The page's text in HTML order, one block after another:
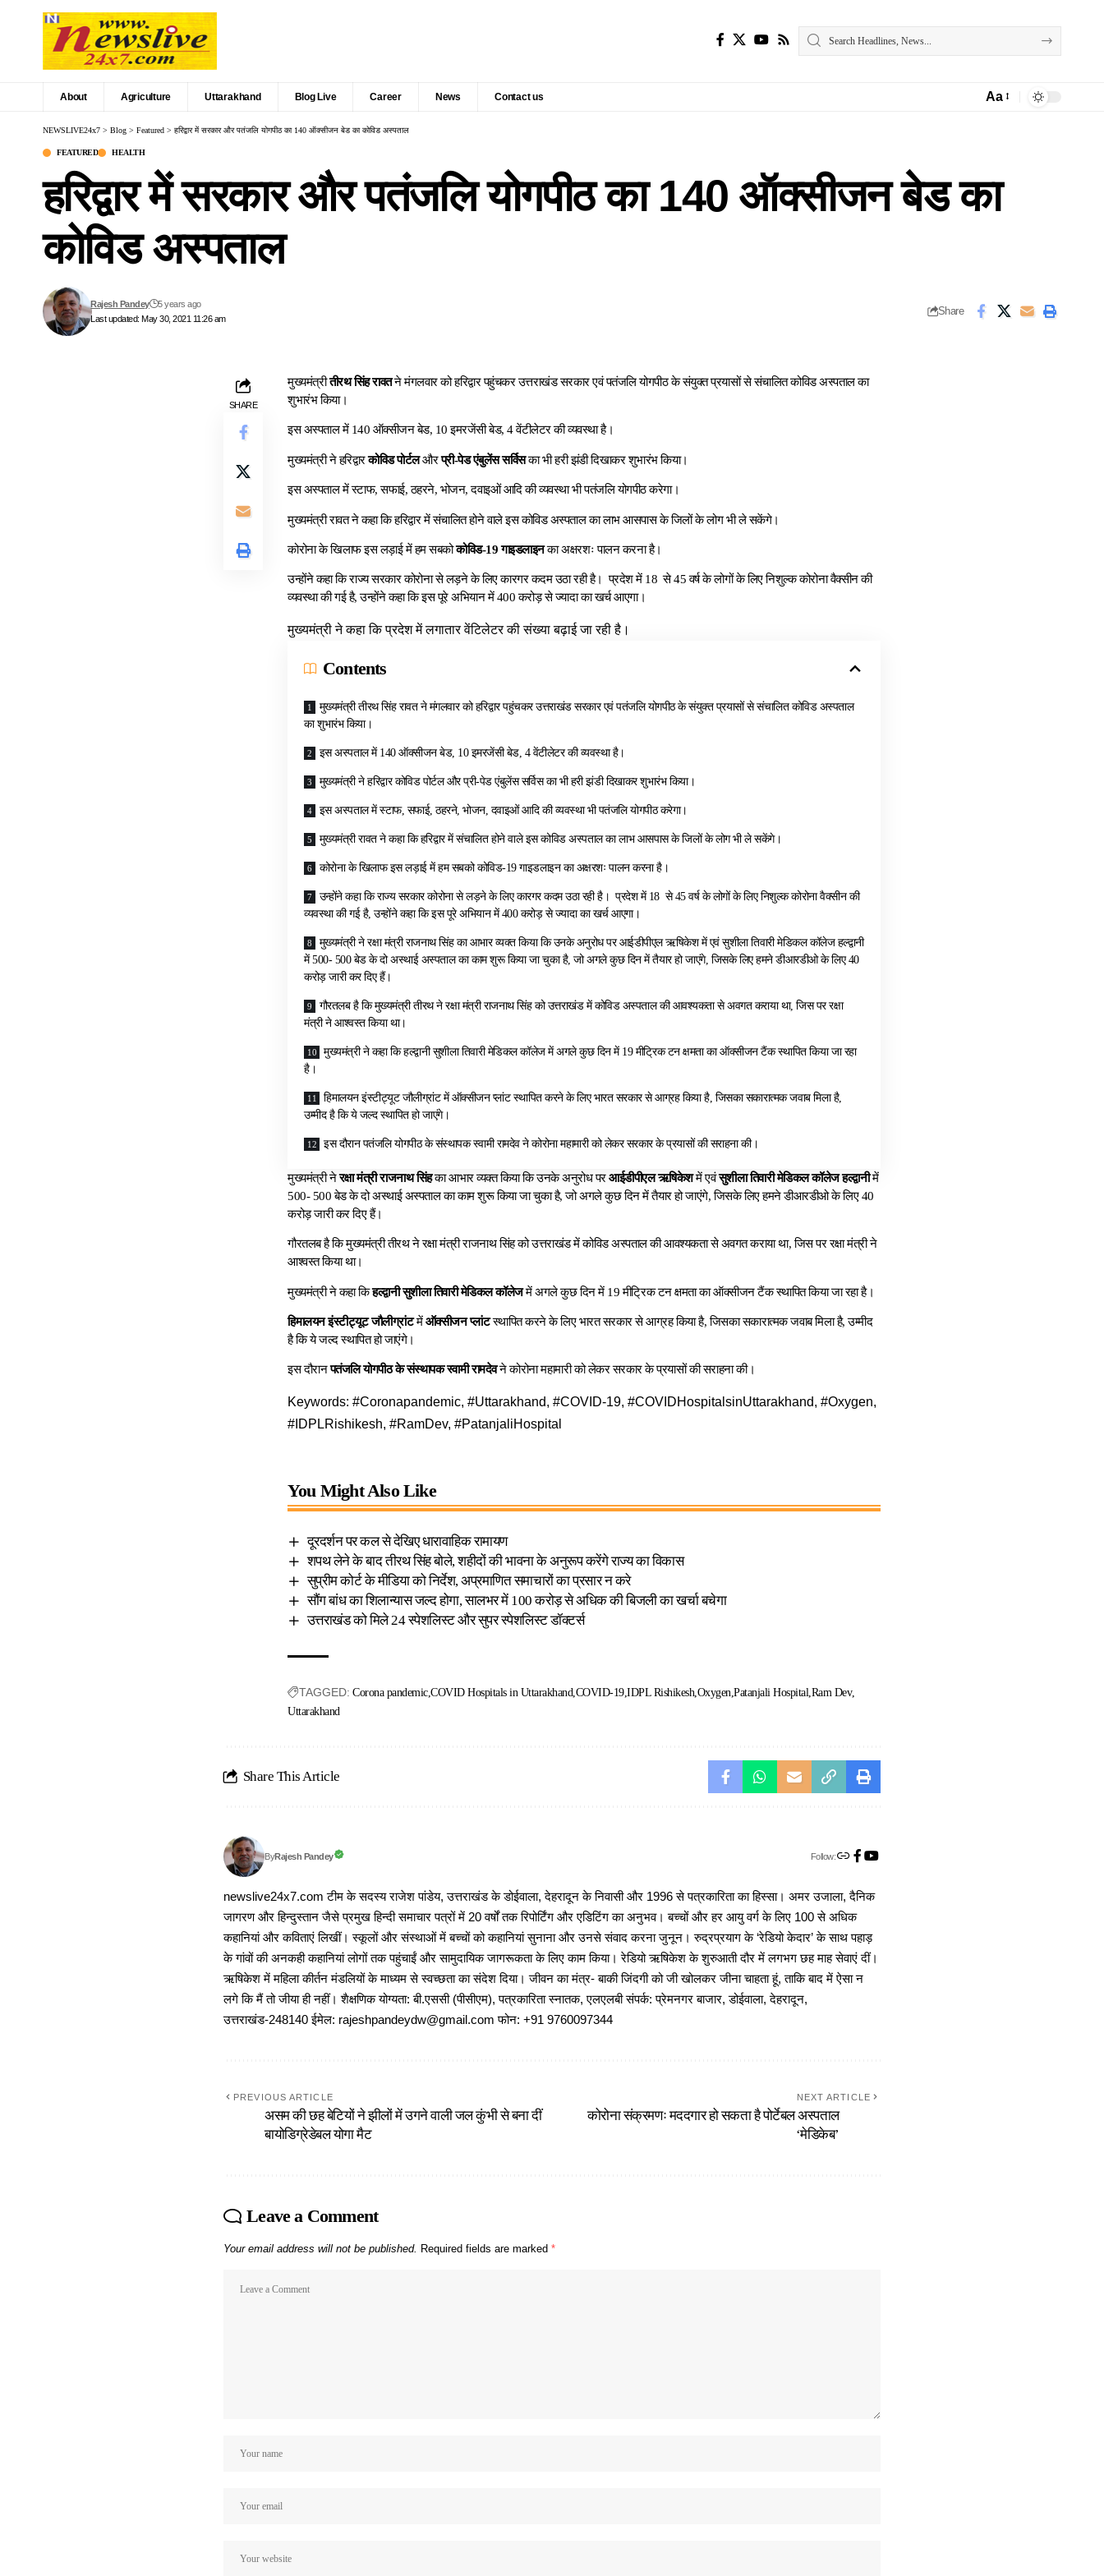
About Agriculture Uttarakhand Blog Live Career News Contact us Aa
NEWSLIVE24x7 > Blog > Featured > हरिद्वार में सरकार और पतंजलि योगपीठ का 140 ऑक्सीजन बेड का कोविड अस्पताल
FEATURED HEALTH
हरिद्वार में सरकार और पतंजलि योगपीठ का 140 ऑक्सीजन बेड का
कोविड अस्पताल
Last updated: May 30, 2021 11:26 am
Rajesh Pandey 5 years ago
Share
SHARE
मुख्यमंत्रीतीरथ सिंह रावतने मंगलवार को हरिद्वार पहुंचकर उत्तराखंड सरकार एवं पतंजलि योगपीठ के संयुक्त प्रयासों से संचालित कोविड अस्पताल का
शुभारंभ किया।
इस अस्पताल में 140 ऑक्सीजन बेड, 10 इमरजेंसी बेड, 4 वेंटीलेटर की व्यवस्था है।
मुख्यमंत्री ने हरिद्वारकोविड पोर्टलऔरप्री-पेड एंबुलेंस सर्विसका भी हरी झंडी दिखाकर शुभारंभ किया।
इस अस्पताल में स्टाफ, सफाई, ठहरने, भोजन, दवाइओं आदि की व्यवस्था भी पतंजलि योगपीठ करेगा।
मुख्यमंत्री रावत ने कहा कि हरिद्वार में संचालित होने वाले इस कोविड अस्पताल का लाभ आसपास के जिलों के लोग भी ले सकेंगे।
कोरोना के खिलाफ इस लड़ाई में हम सबकोकोविड-19 गाइडलाइनका अक्षरशः पालन करना है।
उन्होंने कहा कि राज्य सरकार कोरोना से लड़ने के लिए कारगर कदम उठा रही है। प्रदेश में 18 से 45 वर्ष के लोगों के लिए निशुल्क कोरोना वैक्सीन की
व्यवस्था की गई है, उन्होंने कहा कि इस पूरे अभियान में 400 करोड़ से ज्यादा का खर्च आएगा।
मुख्यमंत्री ने कहा कि प्रदेश में लगातार वेंटिलेटर की संख्या बढ़ाई जा रही है।
Contents
मुख्यमंत्री तीरथ सिंह रावत ने मंगलवार को हरिद्वार पहुंचकर उत्तराखंड सरकार एवं पतंजलि योगपीठ के संयुक्त प्रयासों से संचालित कोविड अस्पताल
का शुभारंभ किया।
इस अस्पताल में 140 ऑक्सीजन बेड, 10 इमरजेंसी बेड, 4 वेंटीलेटर की व्यवस्था है।
मुख्यमंत्री ने हरिद्वार कोविड पोर्टल और प्री-पेड एंबुलेंस सर्विस का भी हरी झंडी दिखाकर शुभारंभ किया।
इस अस्पताल में स्टाफ, सफाई, ठहरने, भोजन, दवाइओं आदि की व्यवस्था भी पतंजलि योगपीठ करेगा।
मुख्यमंत्री रावत ने कहा कि हरिद्वार में संचालित होने वाले इस कोविड अस्पताल का लाभ आसपास के जिलों के लोग भी ले सकेंगे।
कोरोना के खिलाफ इस लड़ाई में हम सबको कोविड-19 गाइडलाइन का अक्षरशः पालन करना है।
उन्होंने कहा कि राज्य सरकार कोरोना से लड़ने के लिए कारगर कदम उठा रही है। प्रदेश में 18 से 45 वर्ष के लोगों के लिए निशुल्क कोरोना वैक्सीन की
व्यवस्था की गई है, उन्होंने कहा कि इस पूरे अभियान में 400 करोड़ से ज्यादा का खर्च आएगा।
मुख्यमंत्री ने रक्षा मंत्री राजनाथ सिंह का आभार व्यक्त किया कि उनके अनुरोध पर आईडीपीएल ऋषिकेश में एवं सुशीला तिवारी मेडिकल कॉलेज हल्द्वानी
में 500- 500 बेड के दो अस्थाई अस्पताल का काम शुरू किया जा चुका है, जो अगले कुछ दिन में तैयार हो जाएंगे, जिसके लिए हमने डीआरडीओ के लिए 40
करोड़ जारी कर दिए हैं।
गौरतलब है कि मुख्यमंत्री तीरथ ने रक्षा मंत्री राजनाथ सिंह को उत्तराखंड में कोविड अस्पताल की आवश्यकता से अवगत कराया था, जिस पर रक्षा
मंत्री ने आश्वस्त किया था।
मुख्यमंत्री ने कहा कि हल्द्वानी सुशीला तिवारी मेडिकल कॉलेज में अगले कुछ दिन में 19 मीट्रिक टन क्षमता का ऑक्सीजन टैंक स्थापित किया जा रहा
है।
हिमालयन इंस्टीट्यूट जौलीग्रांट में ऑक्सीजन प्लांट स्थापित करने के लिए भारत सरकार से आग्रह किया है, जिसका सकारात्मक जवाब मिला है,
उम्मीद है कि ये जल्द स्थापित हो जाएंगे।
इस दौरान पतंजलि योगपीठ के संस्थापक स्वामी रामदेव ने कोरोना महामारी को लेकर सरकार के प्रयासों की सराहना की।
मुख्यमंत्री नेरक्षा मंत्री राजनाथ सिंहका आभार व्यक्त किया कि उनके अनुरोध परआईडीपीएल ऋषिकेशमें एवंसुशीला तिवारी मेडिकल कॉलेज हल्द्वानीमें
500- 500 बेड के दो अस्थाई अस्पताल का काम शुरू किया जा चुका है, जो अगले कुछ दिन में तैयार हो जाएंगे, जिसके लिए हमने डीआरडीओ के लिए 40
करोड़ जारी कर दिए हैं।
गौरतलब है कि मुख्यमंत्री तीरथ ने रक्षा मंत्री राजनाथ सिंह को उत्तराखंड में कोविड अस्पताल की आवश्यकता से अवगत कराया था, जिस पर रक्षा मंत्री ने
आश्वस्त किया था।
मुख्यमंत्री ने कहा किहल्द्वानी सुशीला तिवारी मेडिकल कॉलेजमें अगले कुछ दिन में 19 मीट्रिक टन क्षमता का ऑक्सीजन टैंक स्थापित किया जा रहा है।
हिमालयन इंस्टीट्यूट जौलीग्रांटमेंऑक्सीजन प्लांटस्थापित करने के लिए भारत सरकार से आग्रह किया है, जिसका सकारात्मक जवाब मिला है, उम्मीद
है कि ये जल्द स्थापित हो जाएंगे।
इस दौरानपतंजलि योगपीठ के संस्थापक स्वामी रामदेवने कोरोना महामारी को लेकर सरकार के प्रयासों की सराहना की।
Keywords: #Coronapandemic, #Uttarakhand, #COVID-19, #COVIDHospitalsinUttarakhand, #Oxygen,
#IDPLRishikesh, #RamDev, #PatanjaliHospital
You Might Also Like
दूरदर्शन पर कल से देखिए धारावाहिक रामायण
शपथ लेने के बाद तीरथ सिंह बोले, शहीदों की भावना के अनुरूप करेंगे राज्य का विकास
सुप्रीम कोर्ट के मीडिया को निर्देश, अप्रमाणित समाचारों का प्रसार न करे
सौंग बांध का शिलान्यास जल्द होगा, सालभर में 100 करोड़ से अधिक की बिजली का खर्चा बचेगा
उत्तराखंड को मिले 24 स्पेशलिस्ट और सुपर स्पेशलिस्ट डॉक्टर्स
TAGGED: Corona pandemic COVID Hospitals in Uttarakhand COVID-19 IDPL Rishikesh Oxygen Patanjali Hospital Ram Dev
Uttarakhand
Share This Article
ByRajesh Pandey Follow:
newslive24x7.com टीम के सदस्य राजेश पांडेय, उत्तराखंड के डोईवाला, देहरादून के निवासी और 1996 से पत्रकारिता का हिस्सा। अमर उजाला, दैनिक
जागरण और हिन्दुस्तान जैसे प्रमुख हिन्दी समाचार पत्रों में 20 वर्षों तक रिपोर्टिंग और एडिटिंग का अनुभव। बच्चों और हर आयु वर्ग के लिए 100 से अधिक
कहानियां और कविताएं लिखीं। स्कूलों और संस्थाओं में बच्चों को कहानियां सुनाना और उनसे संवाद करना जुनून। रुद्रप्रयाग के ‘रेडियो केदार’ के साथ पहाड़
के गांवों की अनकही कहानियां लोगों तक पहुंचाईं और सामुदायिक जागरूकता के लिए काम किया। रेडियो ऋषिकेश के शुरुआती दौर में लगभग छह माह सेवाएं दीं।
ऋषिकेश में महिला कीर्तन मंडलियों के माध्यम से स्वच्छता का संदेश दिया। जीवन का मंत्र- बाकी जिंदगी को जी खोलकर जीना चाहता हूं, ताकि बाद में ऐसा न
लगे कि मैं तो जीया ही नहीं। शैक्षणिक योग्यता: बी.एससी (पीसीएम), पत्रकारिता स्नातक, एलएलबी संपर्क: प्रेमनगर बाजार, डोईवाला, देहरादून,
उत्तराखंड-248140 ईमेल: rajeshpandeydw@gmail.com फोन: +91 9760097344
PREVIOUS ARTICLE
असम की छह बेटियों ने झीलों में उगने वाली जल कुंभी से बना दीं
बायोडिग्रेडेबल योगा मैट
NEXT ARTICLE
कोरोना संक्रमणः मददगार हो सकता है पोर्टेबल अस्पताल
‘मेडिकेब’
Leave a Comment
Your email address will not be published. Required fields are marked *